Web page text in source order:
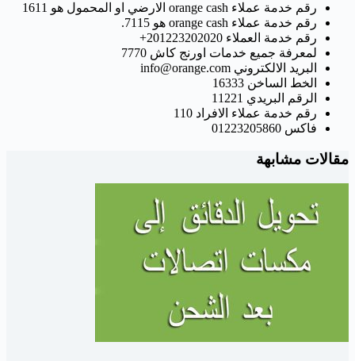
رقم خدمة عملاء orange cash الارضي او المحمول هو 1611
رقم خدمة عملاء orange cash هو 7115.
رقم خدمة العملاء 201223202020+
لمعرفة جميع خدمات اورنج كاش 7770
البريد الالكتروني info@orange.com
الخط الساخن 16333
الرقم البريدي 11221
رقم خدمة عملاء الافراد 110
فاكس 01223205860
مقالات مشابهة